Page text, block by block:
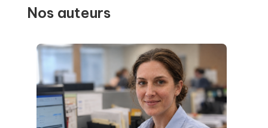
Nos auteurs